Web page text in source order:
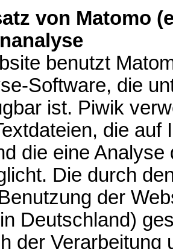
von Matomo
benutzt
Software, die
ist. Piwik
die
die eine
Die durch
der
Deutschland)
der Verarbeitung